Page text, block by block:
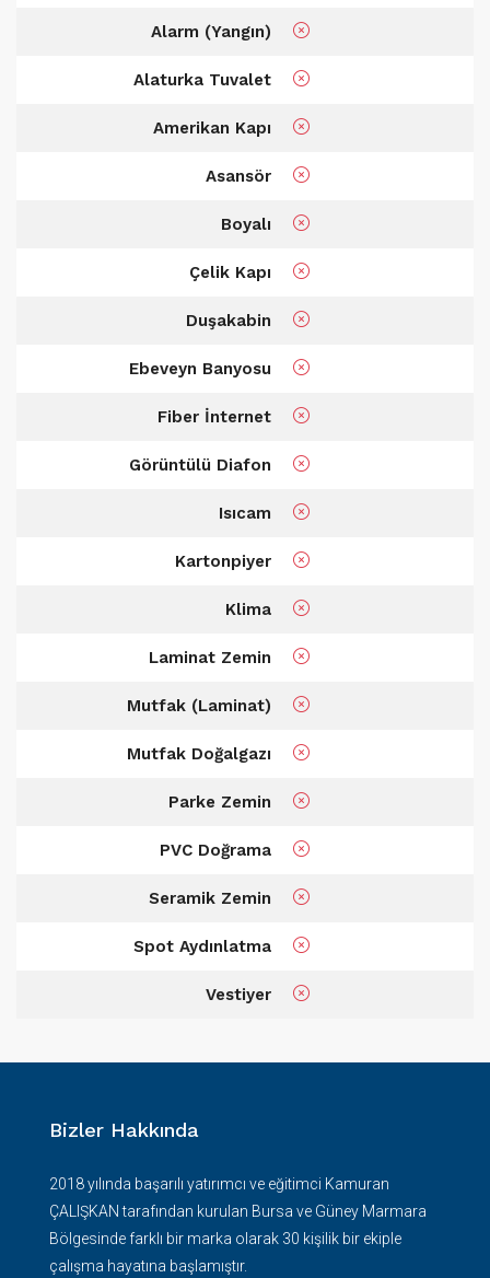
Alarm (Yangın)
Alaturka Tuvalet
Amerikan Kapı
Asansör
Boyalı
Çelik Kapı
Duşakabin
Ebeveyn Banyosu
Fiber İnternet
Görüntülü Diafon
Isıcam
Kartonpiyer
Klima
Laminat Zemin
Mutfak (Laminat)
Mutfak Doğalgazı
Parke Zemin
PVC Doğrama
Seramik Zemin
Spot Aydınlatma
Vestiyer
Bizler Hakkında
2018 yılında başarılı yatırımcı ve eğitimci Kamuran
ÇALIŞKAN tarafından kurulan Bursa ve Güney Marmara
Bölgesinde farklı bir marka olarak 30 kişilik bir ekiple
çalışma hayatına başlamıştır.